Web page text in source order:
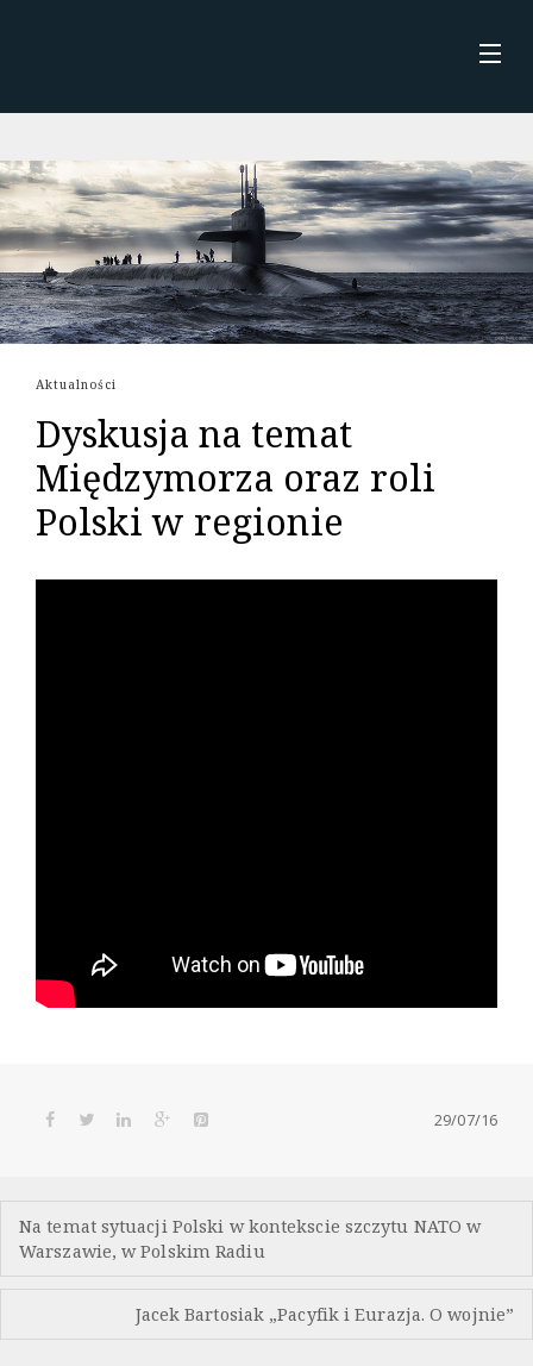
AKTUALNOŚCI
O MNIE
KSIĄŻKI
Aktualności
Dyskusja na temat
Międzymorza oraz roli
Polski w regionie
29/07/16
Nawigacja
wpisu
Na temat sytuacji Polski w kontekscie szczytu NATO w
Warszawie, w Polskim Radiu
Jacek Bartosiak „Pacyfik i Eurazja. O wojnie”